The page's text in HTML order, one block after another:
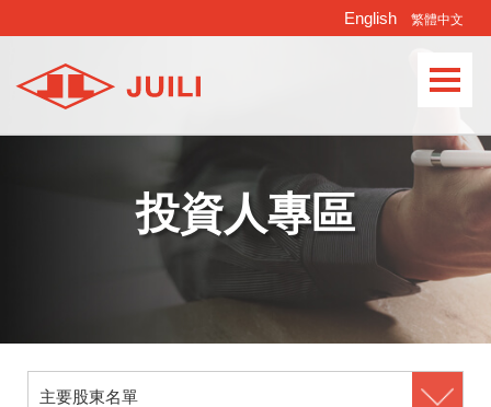
Languages
English 繁體中文
投資人專區
主要股東名單